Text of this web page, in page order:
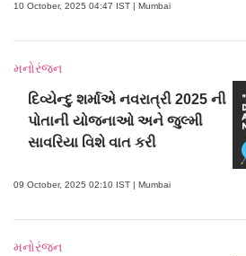
10 October, 2025 04:47 IST | Mumbai
મનોરંજન
દિવ્યેન્દુ શર્માએ નવરાત્રી 2025 ની
પોતાની યોજનાઓ અને જુલ્મી
સાવરિયા વિશે વાત કરી
09 October, 2025 02:10 IST | Mumbai
મનોરંજન